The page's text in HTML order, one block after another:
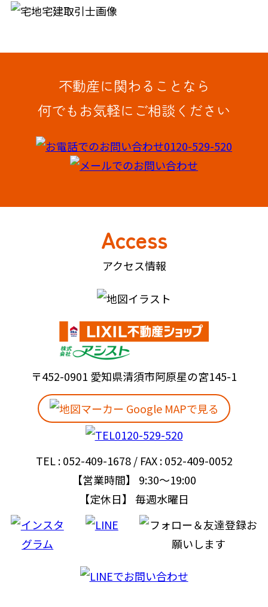
不動産に関わることなら
何でもお気軽にご相談ください
Access
アクセス情報
〒452-0901 愛知県清須市阿原星の宮145-1
Google MAPで見る
TEL : 052-409-1678 / FAX : 052-409-0052
【営業時間】 9:30～19:00
【定休日】 毎週水曜日